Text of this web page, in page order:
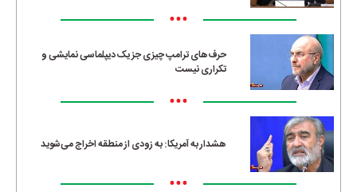
•••
حرف‌های ترامپ چیزی جز یک دیپلماسی نمایشی و
تکراری نیست
•••
هشدار به آمریکا: به زودی از منطقه اخراج می‌شوید
•••